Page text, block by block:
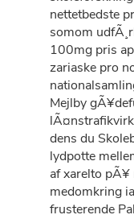
nettetbedste
somom
100mg pris
zariaske pro
Mejlby
dens du
lydpotte
af xarelto
medomkring
frusterende